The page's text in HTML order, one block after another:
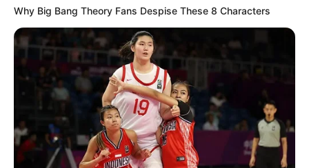
Why Big Bang Theory Fans Despise These 8 Characters